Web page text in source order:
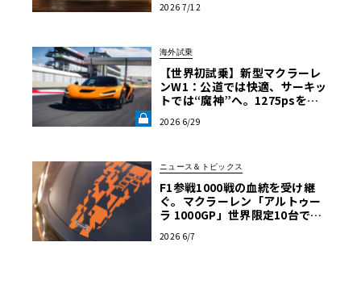
2026 7/12
海外試乗
【世界初試乗】新型マクラーレ
ンW1：公道では快適、サーキッ
トでは“魔神”へ。1275psを後
《LE VOLANT LAB》
2026 6/29
ニュース＆トピックス
F1参戦1000戦の血統を受け継
ぐ。マクラーレン「アルトゥー
ラ 1000GP」世界限定10台で発
2026 6/7